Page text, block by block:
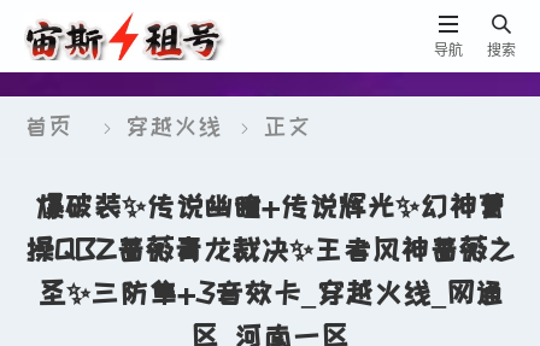

搜索

导航
首页  穿越火线  正文
爆破装✨传说幽瞳+传说辉光✨幻神曹
操QBZ蔷薇青龙裁决✨王者风神蔷薇之
圣✨三防隼+3音效卡_穿越火线_网通
区_河南一区